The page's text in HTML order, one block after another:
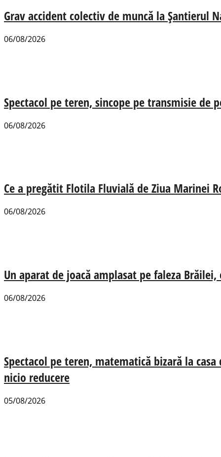
Grav accident colectiv de muncă la Șantierul
06/08/2026
Spectacol pe teren, sincope pe transmisie
06/08/2026
Ce a pregătit Flotila Fluvială de Ziua Marinei
06/08/2026
Un aparat de joacă amplasat pe faleza
06/08/2026
Spectacol pe teren, matematică bizară la
nicio reducere
05/08/2026